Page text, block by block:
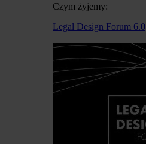
Czym żyjemy:
Legal Design Forum 6.0